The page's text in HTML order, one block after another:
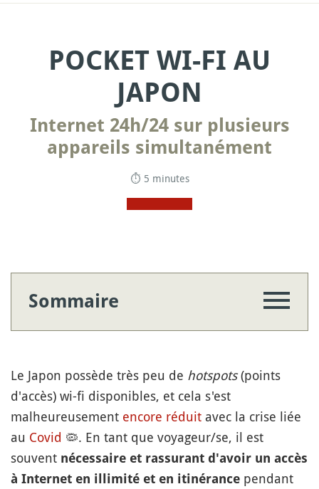
POCKET WI-FI AU
JAPON
Internet 24h/24 sur plusieurs
appareils simultanément
⏱ 5 minutes
Sommaire
Le Japon possède très peu de hotspots(points
d'accès) wi-fi disponibles, et cela s'est
malheureusement encore réduit avec la crise liée
au Covid 🦠. En tant que voyageur/se, il est
souvent nécessaire et rassurant d'avoir un accès
à Internet en illimité et en itinérance pendant